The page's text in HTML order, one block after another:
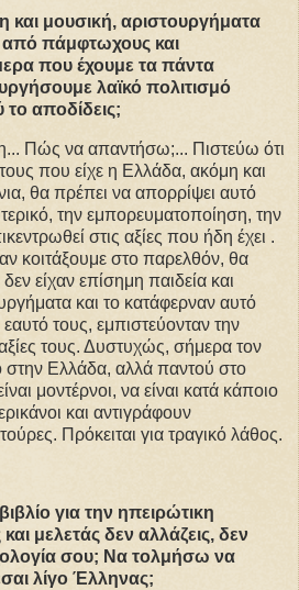
μουσική, αριστουργήματα
πάμφτωχους και
που έχουμε τα πάντα
λαϊκό πολιτισμό
το αποδίδεις;
Πώς να απαντήσω;... Πιστεύω ότι
που είχε η Ελλάδα, ακόμη και
θα πρέπει να απορρίψει αυτό
την εμπορευματοποίηση, την
στις αξίες που ήδη έχει .
κοιτάξουμε στο παρελθόν, θα
είχαν επίσημη παιδεία και
και το κατάφερναν αυτό
εαυτό τους, εμπιστεύονταν την
τους. Δυστυχώς, σήμερα τον
στην Ελλάδα, αλλά παντού στο
μοντέρνοι, να είναι κατά κάποιο
και αντιγράφουν
Πρόκειται για τραγικό λάθος.
για την ηπειρώτικη
μελετάς δεν αλλάζεις, δεν
σου; Να τολμήσω να
λίγο Έλληνας;